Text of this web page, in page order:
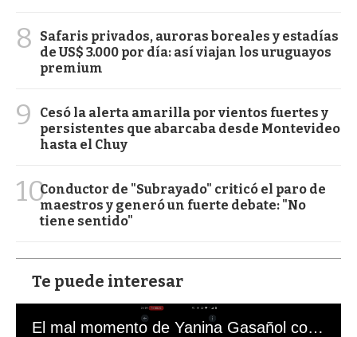
8
Safaris privados, auroras boreales y estadías
de US$ 3.000 por día: así viajan los uruguayos
premium
9
Cesó la alerta amarilla por vientos fuertes y
persistentes que abarcaba desde Montevideo
hasta el Chuy
10Conductor de "Subrayado" criticó el paro de
maestros y generó un fuerte debate: "No
tiene sentido"
Te puede interesar
El mal momento de Yanina Gasañol con un hincha argentino en "Subrayado"